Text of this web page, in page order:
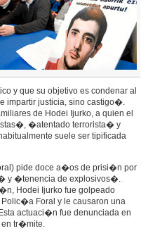
y que su objetivo es condenar al
impartir justicia, sino castigo�.
de Hodei Ijurko, a quien el
�atentado terrorista� y
suele ser tipificada
pide doce a�os de prisi�n por
y �tenencia de explosivos�.
Hodei Ijurko fue golpeado
Foral y le causaron una
actuaci�n fue denunciada en
en tr�mite.